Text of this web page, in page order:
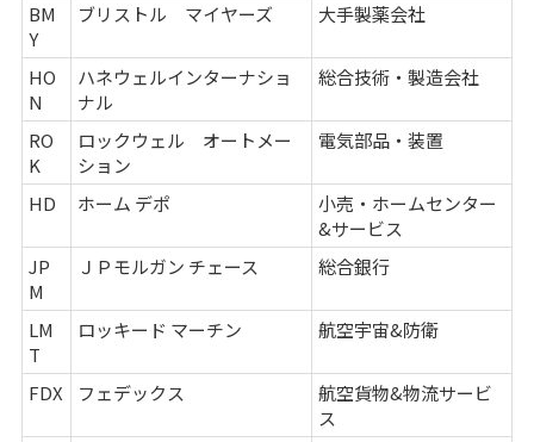
BM
Y
ブリストル マイヤーズ 大手製薬会社
HO
N
ハネウェルインターナショ
ナル
総合技術・製造会社
RO
K
ロックウェル オートメー
ション
電気部品・装置
HD ホーム デポ
小売・ホームセンター
&サービス
JP
M
ＪＰモルガン チェース 総合銀行
LM
T
ロッキード マーチン 航空宇宙&防衛
FDX フェデックス
航空貨物&物流サービ
ス